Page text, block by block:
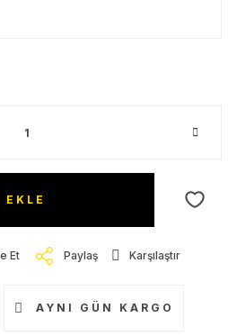
EKLE
Et Paylaş Karşılaştır
AYNI GÜN KARGO